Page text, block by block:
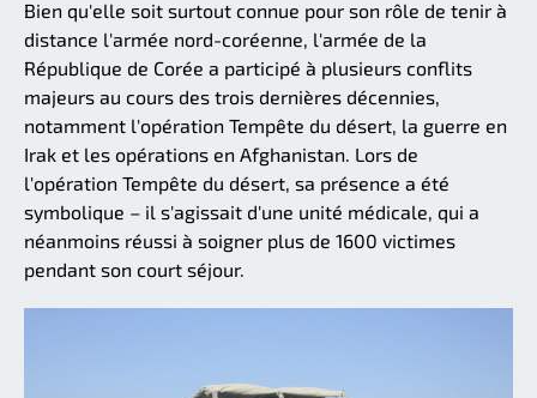
Bien qu'elle soit surtout connue pour son rôle de tenir à
distance l'armée nord-coréenne, l'armée de la
République de Corée a participé à plusieurs conflits
majeurs au cours des trois dernières décennies,
notamment l'opération Tempête du désert, la guerre en
Irak et les opérations en Afghanistan. Lors de
l'opération Tempête du désert, sa présence a été
symbolique – il s'agissait d'une unité médicale, qui a
néanmoins réussi à soigner plus de 1600 victimes
pendant son court séjour.